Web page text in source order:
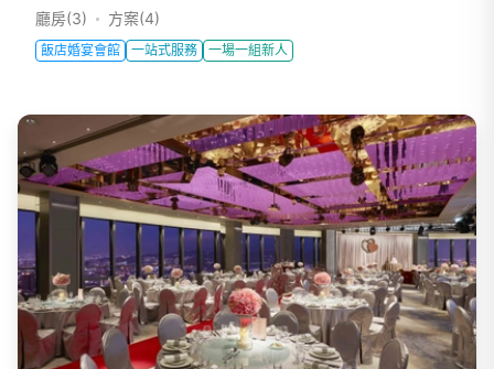
廳房(3)
方案(4)
飯店婚宴會館 一站式服務 一場一組新人